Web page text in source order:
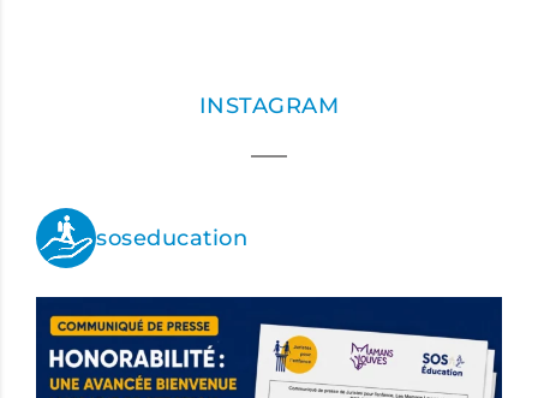
INSTAGRAM
soseducation